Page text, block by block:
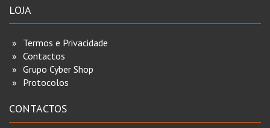
LOJA
Termos e Privacidade
Contactos
Grupo Cyber Shop
Protocolos
CONTACTOS